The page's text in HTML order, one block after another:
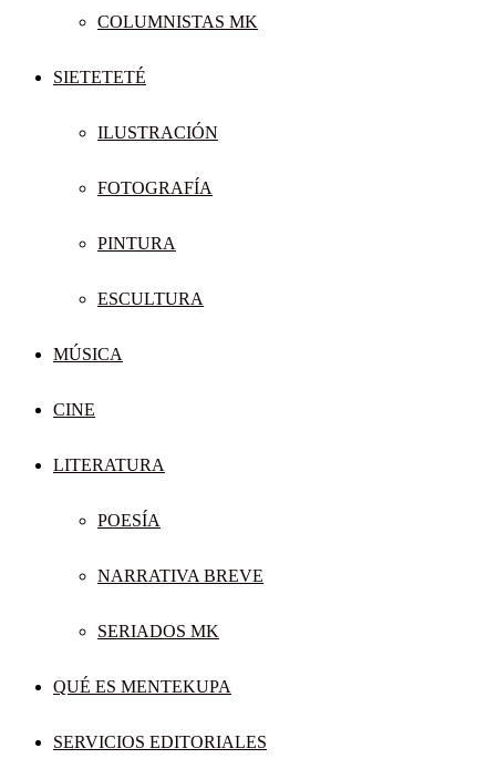
COLUMNISTAS MK
SIETETETÉ
ILUSTRACIÓN
FOTOGRAFÍA
PINTURA
ESCULTURA
MÚSICA
CINE
LITERATURA
POESÍA
NARRATIVA BREVE
SERIADOS MK
QUÉ ES MENTEKUPA
SERVICIOS EDITORIALES